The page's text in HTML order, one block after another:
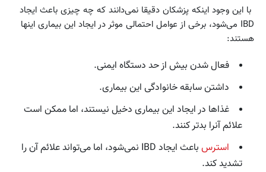
با این وجود اینکه پزشکان دقیقا نمی‌دانند که چه چیزی باعث ایجاد
IBD می‌شود، برخی از عوامل احتمالی موثر در ایجاد این بیماری اینها
هستند:
فعال شدن بیش از حد دستگاه ایمنی.
داشتن سابقه خانوادگی این بیماری.
غذاها در ایجاد این بیماری دخیل نیستند، اما ممکن است
علائم آنرا بدتر کنند.
استرس
باعث ایجاد IBD نمی‌شود، اما می‌تواند علائم آن را
تشدید کند.